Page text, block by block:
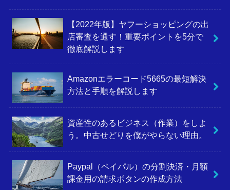
【2022年版】ヤフーショッピングの出
店審査を通す！重要ポイントを5分で
徹底解説します
Amazonエラーコード5665の最短解決
方法と手順を解説します
資産性のあるビジネス（作業）をしよ
う。中古せどりを僕がやらない理由。
Paypal（ペイパル）の分割決済・月額
課金用の請求ボタンの作成方法